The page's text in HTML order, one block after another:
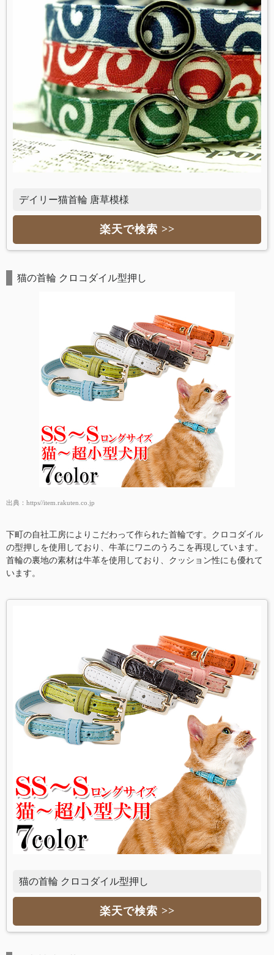
デイリー猫首輪 唐草模様
楽天で検索 >>
猫の首輪 クロコダイル型押し
出典： https//item.rakuten.co.jp
下町の自社工房によりこだわって作られた首輪です。クロコダイル
の型押しを使用しており、牛革にワニのうろこを再現しています。
首輪の裏地の素材は牛革を使用しており、クッション性にも優れて
います。
猫の首輪 クロコダイル型押し
楽天で検索 >>